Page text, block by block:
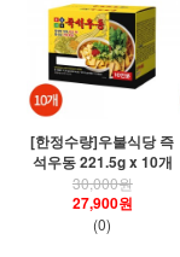
[한정수량]우불식당 즉
석우동 221.5g x 10개
30,000원
27,900원
(0)